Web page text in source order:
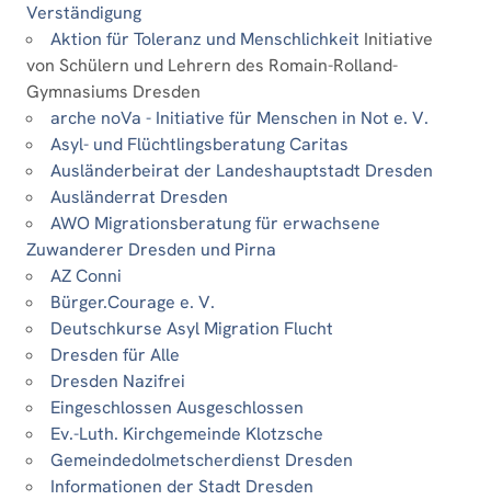
Verständigung
Aktion für Toleranz und Menschlichkeit Initiative
von Schülern und Lehrern des Romain-Rolland-
Gymnasiums Dresden
arche noVa - Initiative für Menschen in Not e. V.
Asyl- und Flüchtlingsberatung Caritas
Ausländerbeirat der Landeshauptstadt Dresden
Ausländerrat Dresden
AWO Migrationsberatung für erwachsene
Zuwanderer Dresden und Pirna
AZ Conni
Bürger.Courage e. V.
Deutschkurse Asyl Migration Flucht
Dresden für Alle
Dresden Nazifrei
Eingeschlossen Ausgeschlossen
Ev.-Luth. Kirchgemeinde Klotzsche
Gemeindedolmetscherdienst Dresden
Informationen der Stadt Dresden